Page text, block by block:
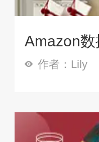
Amazon
作者：Lily